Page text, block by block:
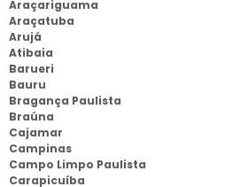
Araçariguama
Araçatuba
Arujá
Atibaia
Barueri
Bauru
Bragança Paulista
Braúna
Cajamar
Campinas
Campo Limpo Paulista
Carapicuíba